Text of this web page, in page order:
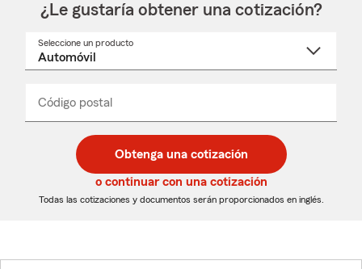
¿Le gustaría obtener una cotización?
Seleccione un producto
desplegable
Código postal
de
5
dígitos
de
5
dígitos
_____
Obtenga una cotización
o continuar con una cotización
Todas las cotizaciones y documentos serán proporcionados en inglés.